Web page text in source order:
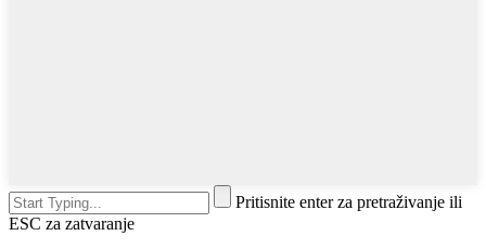
Pritisnite enter za pretraživanje ili
ESC za zatvaranje